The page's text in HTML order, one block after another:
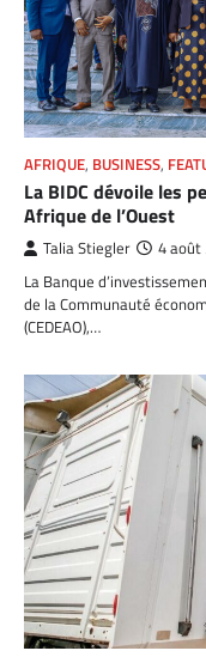
AFRIQUE, BUSINESS,
La BIDC dévoile les
Afrique de l’Ouest
Talia Stiegler 4 août
La Banque
de la Communauté
(CEDEAO),…